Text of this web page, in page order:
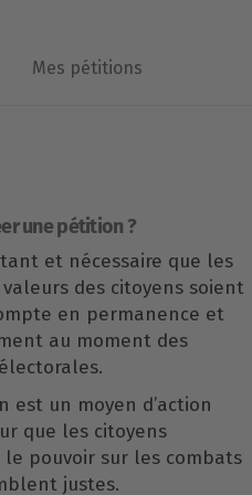
Mes pétitions
une pétition ?
et nécessaire que les
des citoyens soient
en permanence et
au moment des
est un moyen d’action
que les citoyens
pouvoir sur les combats
justes.